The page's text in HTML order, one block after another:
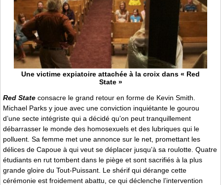
Une victime expiatoi­re attachée à la cr­oix dans « Red
State »
Red State consacre le grand retour en forme de Kevin Smith.
Michael Parks y joue avec une conviction inquiétante le gourou
d’une secte intégriste qui a décidé qu’on peut tranquillement
débarrasser le monde des homosexuels et des lubriques qui le
polluent. Sa femme met une annonce sur le net, promettant les
délices de Capoue à qui veut se déplacer jusqu’à sa roulotte. Quatre
étudiants en rut tombent dans le piège et sont sacrifiés à la plus
grande gloire du Tout-Puissant. Le shérif qui dérange cette
cérémonie est froidement abattu, ce qui déclenche l’intervention